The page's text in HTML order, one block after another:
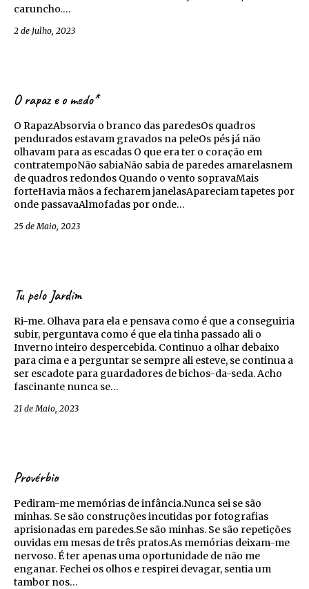
caruncho….
2 de Julho, 2023
O rapaz e o medo*
O RapazAbsorvia o branco das paredesOs quadros
pendurados estavam gravados na peleOs pés já não
olhavam para as escadas O que era ter o coração em
contratempoNão sabiaNão sabia de paredes amarelasnem
de quadros redondos Quando o vento sopravaMais
forteHavia mãos a fecharem janelasApareciam tapetes por
onde passavaAlmofadas por onde…
25 de Maio, 2023
Tu pelo Jardim
Ri-me. Olhava para ela e pensava como é que a conseguiria
subir, perguntava como é que ela tinha passado ali o
Inverno inteiro despercebida. Continuo a olhar debaixo
para cima e a perguntar se sempre ali esteve, se continua a
ser escadote para guardadores de bichos-da-seda. Acho
fascinante nunca se…
21 de Maio, 2023
Provérbio
Pediram-me memórias de infância.Nunca sei se são
minhas. Se são construções incutidas por fotografias
aprisionadas em paredes.Se são minhas. Se são repetições
ouvidas em mesas de três pratos.As memórias deixam-me
nervoso. É ter apenas uma oportunidade de não me
enganar. Fechei os olhos e respirei devagar, sentia um
tambor nos…